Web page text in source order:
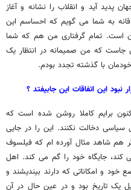
پدید آید و انقلاب را نشانه و آغاز
به شما می گویم که احساسم این
است. تمام گرفتاری من هم که شما
جاست که من صمیمانه در انتظار یک
با گذشته تجدد بودم.
این اتفاقات این جابیفتد ؟
برایم کاملا روشن شده است که
دخالت نکنند. این را در جایی
هم شاهد مثال آورده ام که فیلسوف
جایگاه خود را گم می کند. اهل
و امکاناتی که دارند بیندیشند و
یک تاریخ بود و در عین حال در آن